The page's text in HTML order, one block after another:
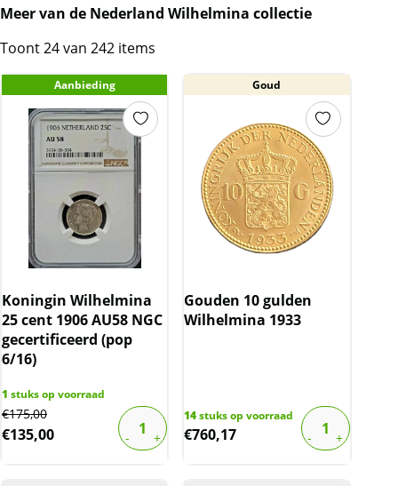
Meer van de Nederland Wilhelmina collectie
Toont 24 van 242 items
Aanbieding
Koningin Wilhelmina
25 cent 1906 AU58 NGC
gecertificeerd (pop
6/16)
1 stuks op voorraad
€175,00
Original
price
€135,00
Current
price
Goud
Gouden 10 gulden
Wilhelmina 1933
14stuks op voorraad
€760,17